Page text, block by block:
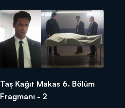
Taş Kağıt Makas 6. Bölüm
Fragmanı - 2